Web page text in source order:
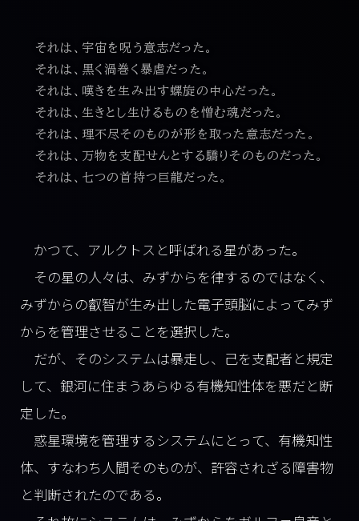
それは、宇宙を呪う意志だった。
それは、黒く渦巻く暴虐だった。
それは、嘆きを生み出す螺旋の中心だった。
それは、生きとし生けるものを憎む魂だった。
それは、理不尽そのものが形を取った意志だった。
それは、万物を支配せんとする驕りそのものだった。
それは、七つの首持つ巨龍だった。
かつて、アルクトスと呼ばれる星があった。
その星の人々は、みずからを律するのではなく、
みずからの叡智が生み出した電子頭脳によってみず
からを管理させることを選択した。
だが、そのシステムは暴走し、己を支配者と規定
して、銀河に住まうあらゆる有機知性体を悪だと断
定した。
惑星環境を管理するシステムにとって、有機知性
体、すなわち人間そのものが、許容されざる障害物
と判断されたのである。